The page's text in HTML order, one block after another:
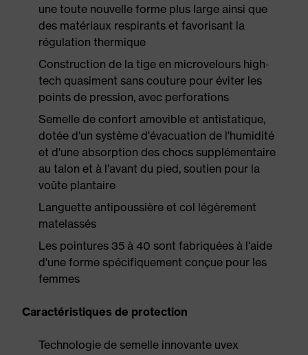
une toute nouvelle forme plus large ainsi que
des matériaux respirants et favorisant la
régulation thermique
Construction de la tige en microvelours high-
tech quasiment sans couture pour éviter les
points de pression, avec perforations
Semelle de confort amovible et antistatique,
dotée d'un système d'évacuation de l'humidité
et d'une absorption des chocs supplémentaire
au talon et à l'avant du pied, soutien pour la
voûte plantaire
Languette antipoussière et col légèrement
matelassés
Les pointures 35 à 40 sont fabriquées à l'aide
d'une forme spécifiquement conçue pour les
femmes
Caractéristiques de protection
Technologie de semelle innovante uvex